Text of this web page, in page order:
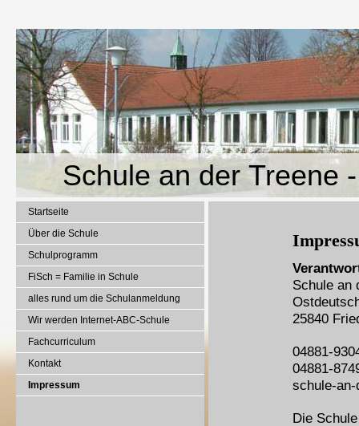
Schule an der Treene
Startseite
Über die Schule
Schulprogramm
FiSch = Familie in Schule
alles rund um die Schulanmeldung
Wir werden Internet-ABC-Schule
Fachcurriculum
Kontakt
Impressum
Schule an
25840
04881-
04881-
schule-
Die